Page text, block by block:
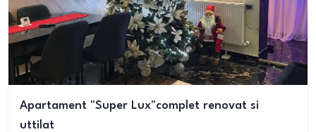
Apartament "Super Lux"complet renovat si
uttilat